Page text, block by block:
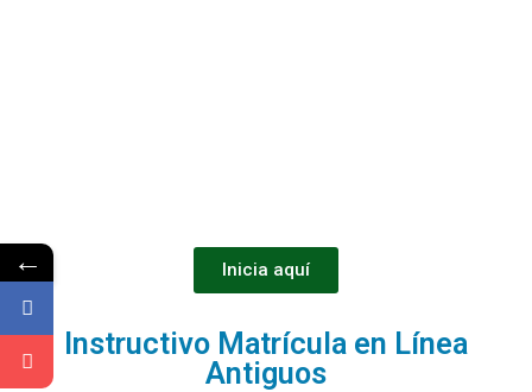
Inicia aquí
Instructivo Matrícula en Línea
Antiguos
←